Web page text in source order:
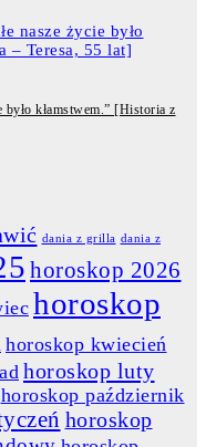
było kłamstwem.” [Historia z
dania z grilla dania z
horoskop 2026
horoskop
horoskop kwiecień
horoskop luty
horoskop październik
horoskop